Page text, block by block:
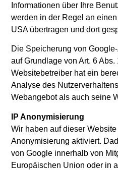
Informationen über Ihre
werden in der Regel an
USA übertragen und dort
Die Speicherung von
auf Grundlage von Art. 6
Websitebetreiber hat ein
Analyse des
Webangebot als auch seine
IP Anonymisierung
Wir haben auf dieser
Anonymisierung aktiviert.
von Google innerhalb von
Europäischen Union oder in